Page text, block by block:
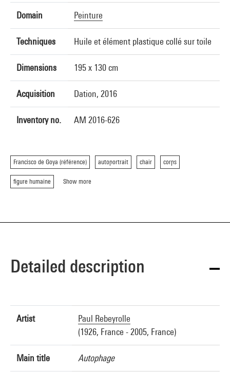
Domain Peinture
Techniques Huile et élément plastique collé sur toile
Dimensions 195 x 130 cm
Acquisition Dation, 2016
Inventory no. AM 2016-626
Francisco de Goya (référence) autoportrait chair corps
figure humaine Show more
Detailed description
Artist
Paul Rebeyrolle
(1926, France - 2005, France)
Main title Autophage